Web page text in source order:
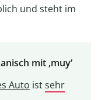
und steht im
mit ‚muy‘
Auto istsehr